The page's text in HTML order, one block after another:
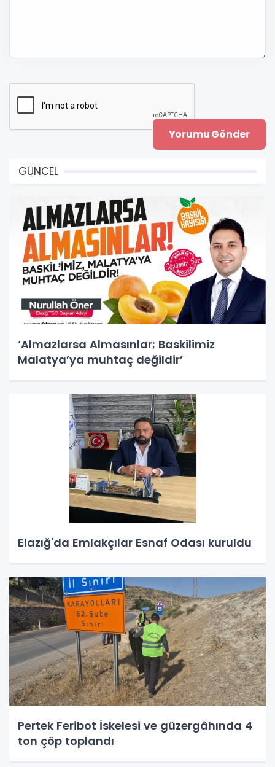
GÜNCEL
‘Almazlarsa Almasınlar; Baskilimiz
Malatya’ya muhtaç değildir’
Elazığ'da Emlakçılar Esnaf Odası kuruldu
Pertek Feribot İskelesi ve güzergâhında 4
ton çöp toplandı